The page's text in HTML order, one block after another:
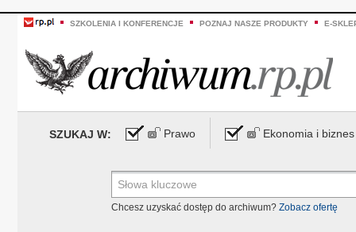
SZKOLENIA I KONFERENCJE POZNAJ NASZE PRODUKTY E-
SZUKAJ W: Prawo Ekonomia i biznes
Chcesz uzyskać dostęp do archiwum? Zobacz ofertę